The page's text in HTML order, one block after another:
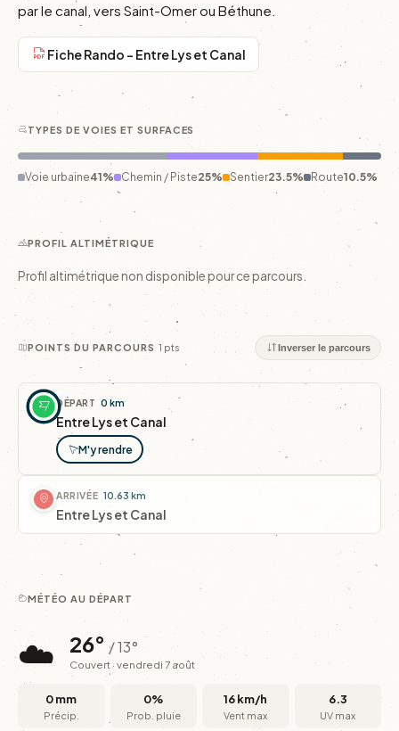
par le canal, vers Saint-Omer ou Béthune.
Fiche Rando - Entre Lys et Canal
TYPES DE VOIES ET SURFACES
Voie urbaine41% Chemin / Piste25% Sentier23.5% Route10.5%
PROFIL ALTIMÉTRIQUE
Profil altimétrique non disponible pour ce parcours.
POINTS DU PARCOURS 1 pts Inverser le parcours
DÉPART 0 km
Entre Lys et Canal
M'y rendre
ARRIVÉE 10.63 km
Entre Lys et Canal
MÉTÉO AU DÉPART
☁️ 26° / 13°
Couvert · vendredi 7 août
0 mm
Précip.
0%
Prob. pluie
16 km/h
Vent max
6.3
UV max